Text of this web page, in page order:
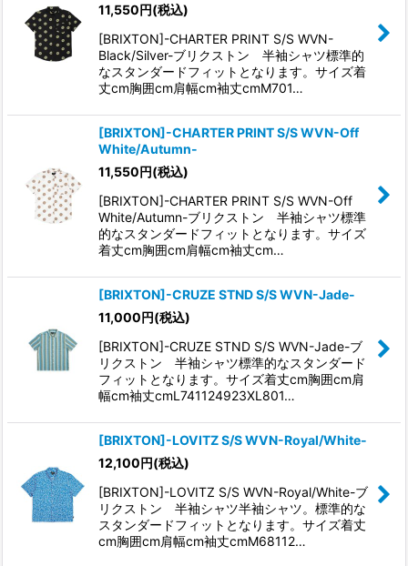
11,550円(税込)
[BRIXTON]-CHARTER PRINT S/S WVN-
Black/Silver-ブリクストン 半袖シャツ標準的
なスタンダードフィットとなります。サイズ着
丈cm胸囲cm肩幅cm袖丈cmM701…
[BRIXTON]-CHARTER PRINT S/S WVN-Off
White/Autumn-
11,550円(税込)
[BRIXTON]-CHARTER PRINT S/S WVN-Off
White/Autumn-ブリクストン 半袖シャツ標準
的なスタンダードフィットとなります。サイズ
着丈cm胸囲cm肩幅cm袖丈cm…
[BRIXTON]-CRUZE STND S/S WVN-Jade-
11,000円(税込)
[BRIXTON]-CRUZE STND S/S WVN-Jade-ブ
リクストン 半袖シャツ標準的なスタンダード
フィットとなります。サイズ着丈cm胸囲cm肩
幅cm袖丈cmL741124923XL801…
[BRIXTON]-LOVITZ S/S WVN-Royal/White-
12,100円(税込)
[BRIXTON]-LOVITZ S/S WVN-Royal/White-ブ
リクストン 半袖シャツ半袖シャツ。標準的な
スタンダードフィットとなります。サイズ着丈
cm胸囲cm肩幅cm袖丈cmM68112…